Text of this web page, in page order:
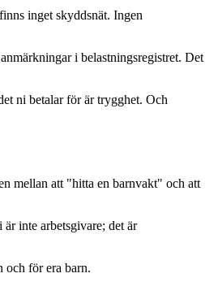
inget skyddsnät. Ingen
i belastningsregistret. Det
ni betalar för är trygghet. Och
mellan att "hitta en barnvakt" och att
inte arbetsgivare; det är
och för era barn.